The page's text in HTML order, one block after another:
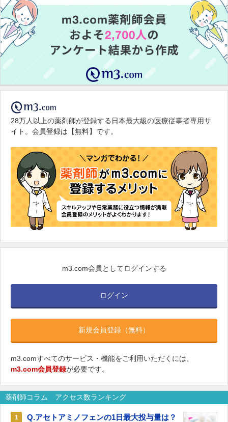
28万人以上の薬剤師が登録する日本最大級の医療従事者専用サ
イト。会員登録は【無料】です。
m3.com会員としてログインする
ログイン
新規会員登録（無料）
m3.comすべてのサービス・機能をご利用いただくには、
m3.com会員登録が必要です。
薬剤師コラム アクセス数ランキング
1 Q.アセトアミノフェンの1日最大投与量は？